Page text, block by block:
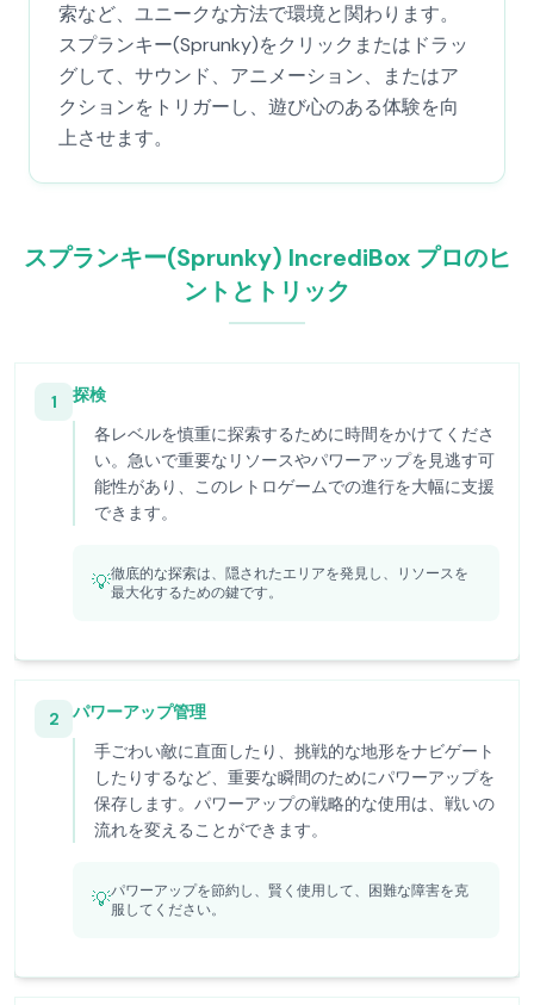
索など、ユニークな方法で環境と関わります。
スプランキー(Sprunky)をクリックまたはドラッ
グして、サウンド、アニメーション、またはア
クションをトリガーし、遊び心のある体験を向
上させます。
スプランキー(Sprunky) IncrediBox プロのヒ
ントとトリック
1
探検
各レベルを慎重に探索するために時間をかけてくださ
い。急いで重要なリソースやパワーアップを見逃す可
能性があり、このレトロゲームでの進行を大幅に支援
できます。
💡徹底的な探索は、隠されたエリアを発見し、リソースを
最大化するための鍵です。
2
パワーアップ管理
手ごわい敵に直面したり、挑戦的な地形をナビゲート
したりするなど、重要な瞬間のためにパワーアップを
保存します。パワーアップの戦略的な使用は、戦いの
流れを変えることができます。
💡パワーアップを節約し、賢く使用して、困難な障害を克
服してください。